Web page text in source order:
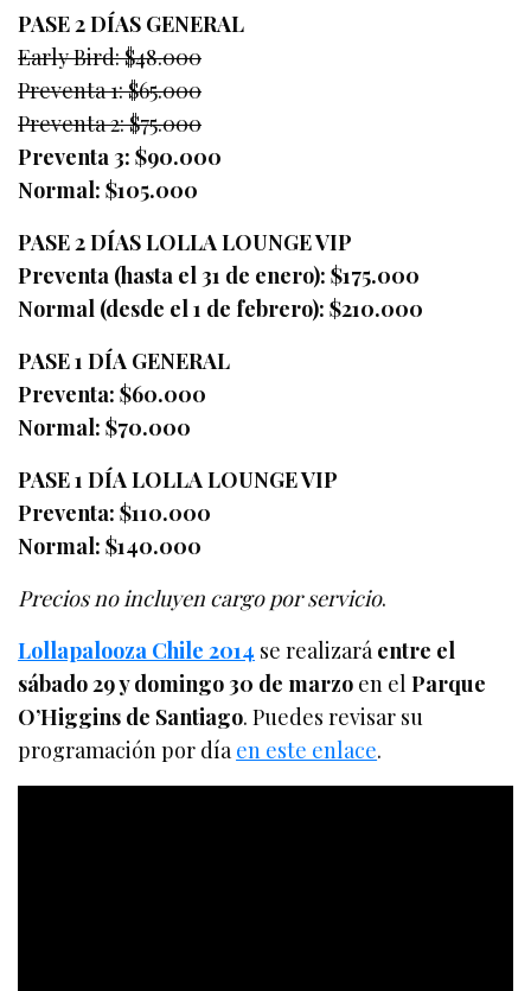
PASE 2 DÍAS GENERAL
Early Bird: $48.000
Preventa 1: $65.000
Preventa 2: $75.000
Preventa 3: $90.000
Normal: $105.000
PASE 2 DÍAS LOLLA LOUNGE VIP
Preventa (hasta el 31 de enero): $175.000
Normal (desde el 1 de febrero): $210.000
PASE 1 DÍA GENERAL
Preventa: $60.000
Normal: $70.000
PASE 1 DÍA LOLLA LOUNGE VIP
Preventa: $110.000
Normal: $140.000
Precios no incluyen cargo por servicio.
Lollapalooza Chile 2014 se realizaráentre el
sábado 29 y domingo 30 de marzo en elParque
O’Higgins de Santiago. Puedes revisar su
programación por díaen este enlace.